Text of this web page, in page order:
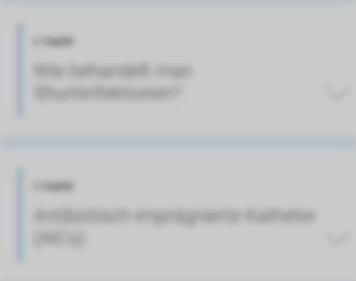
Wie behandelt man
Shuntinfektionen?
Antibiotisch-imprägnierte Katheter